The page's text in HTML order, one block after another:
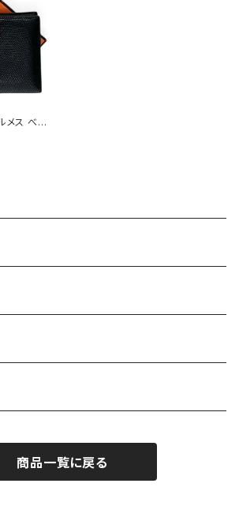
メス べア
商品一覧に戻る